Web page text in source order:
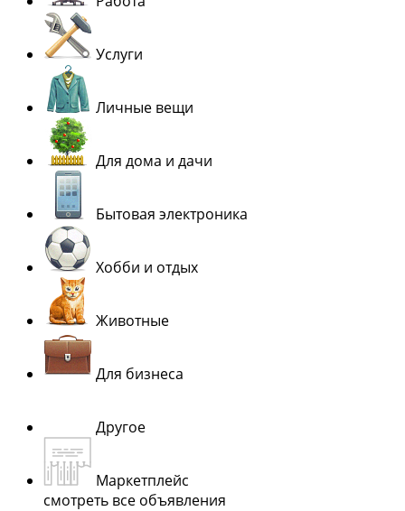
Услуги
Личные вещи
Для дома и дачи
Бытовая электроника
Хобби и отдых
Животные
Для бизнеса
Другое
Маркетплейс
смотреть все объявления